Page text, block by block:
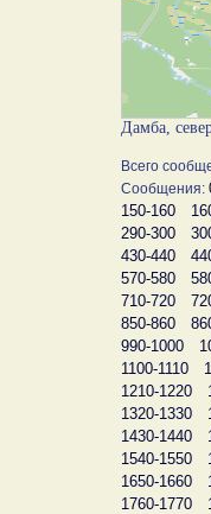
Дамба,
Всего
Сообщения:
150-160
290-300
430-440
570-580
710-720
850-860
990-1000
1100-1110
1210-1220
1320-1330
1430-1440
1540-1550
1650-1660
1760-1770